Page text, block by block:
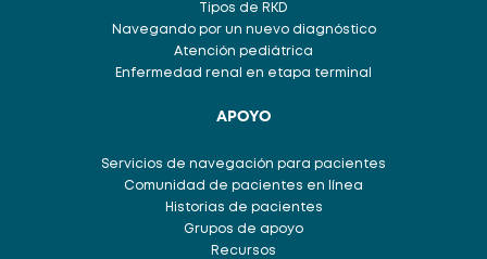
Tipos de RKD
Navegando por un nuevo diagnóstico
Atención pediátrica
Enfermedad renal en etapa terminal
APOYO
Servicios de navegación para pacientes
Comunidad de pacientes en línea
Historias de pacientes
Grupos de apoyo
Recursos